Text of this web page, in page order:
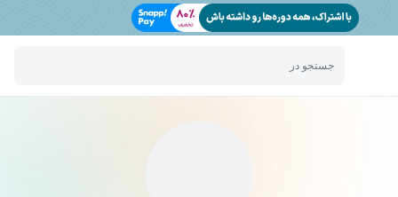
جستجو در